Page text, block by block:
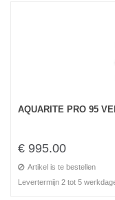
AQUARITE PRO 95
€ 995.00
Artikel is te bestellen
Levertermijn 2 tot 5